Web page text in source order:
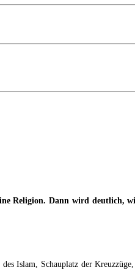
Religion. Dann wird deutlich,
Islam, Schauplatz der